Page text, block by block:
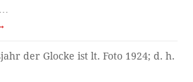
der Glocke ist lt. Foto 1924; d. h.